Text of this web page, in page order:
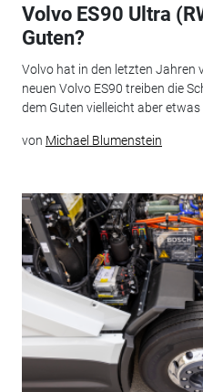
Volvo ES90 Ultra
Guten?
Volvo hat in den letzten Jahren
neuen Volvo ES90 treiben die
dem Guten vielleicht aber etwas
von Michael Blumenstein